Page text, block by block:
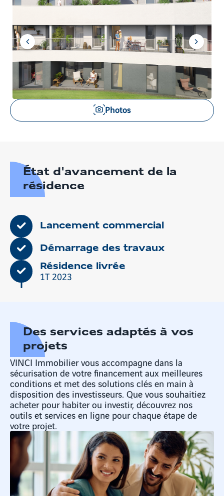
Aller
à
l'item
précédent
Aller
à
suivant
Voir
les
Photos
État d'avancement de la
résidence
Lancement commercial
Démarrage des travaux
Résidence livrée
1T 2023
Des services adaptés à vos
projets
VINCI Immobilier vous accompagne dans la
sécurisation de votre financement aux meilleures
conditions et met des solutions clés en main à
disposition des investisseurs. Que vous souhaitiez
acheter pour habiter ou investir, découvrez nos
outils et services en ligne pour chaque étape de
votre projet.